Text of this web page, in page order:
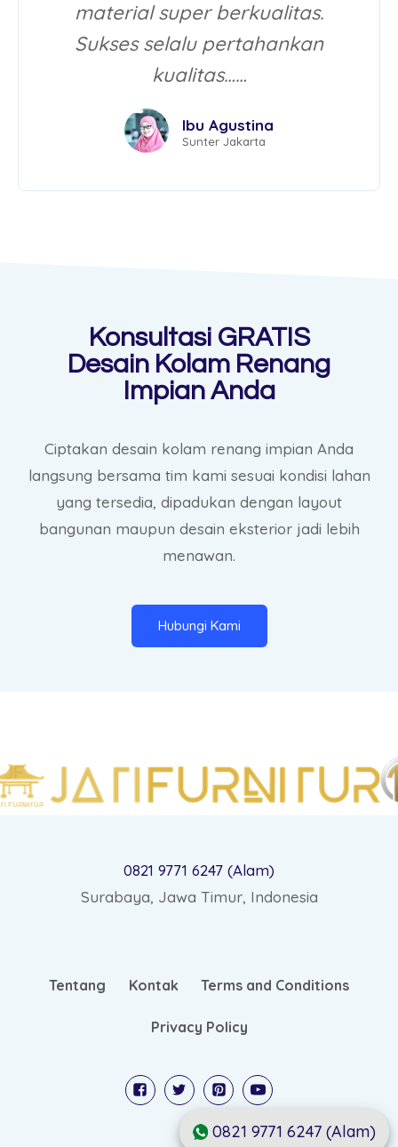
material super berkualitas.
Sukses selalu pertahankan
kualitas……
Ibu Agustina
Sunter Jakarta
Konsultasi GRATIS
Desain Kolam Renang
Impian Anda
Ciptakan desain kolam renang impian Anda
langsung bersama tim kami sesuai kondisi lahan
yang tersedia, dipadukan dengan layout
bangunan maupun desain eksterior jadi lebih
menawan.
Hubungi Kami
0821 9771 6247 (Alam)
Surabaya, Jawa Timur, Indonesia
0821 9771 6247 (Alam)
Tentang Kontak Terms and Conditions
Privacy Policy